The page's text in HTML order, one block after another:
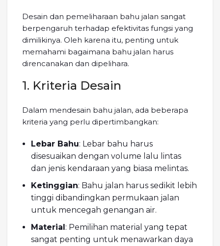
Desain dan pemeliharaan bahu jalan sangat
berpengaruh terhadap efektivitas fungsi yang
dimilikinya. Oleh karena itu, penting untuk
memahami bagaimana bahu jalan harus
direncanakan dan dipelihara.
1. Kriteria Desain
Dalam mendesain bahu jalan, ada beberapa
kriteria yang perlu dipertimbangkan:
Lebar Bahu: Lebar bahu harus
disesuaikan dengan volume lalu lintas
dan jenis kendaraan yang biasa melintas.
Ketinggian: Bahu jalan harus sedikit lebih
tinggi dibandingkan permukaan jalan
untuk mencegah genangan air.
Material: Pemilihan material yang tepat
sangat penting untuk menawarkan daya